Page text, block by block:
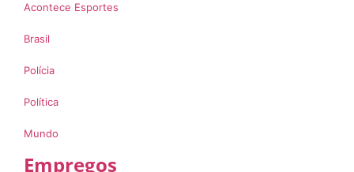
Acontece Esportes
Brasil
Polícia
Política
Mundo
Empregos